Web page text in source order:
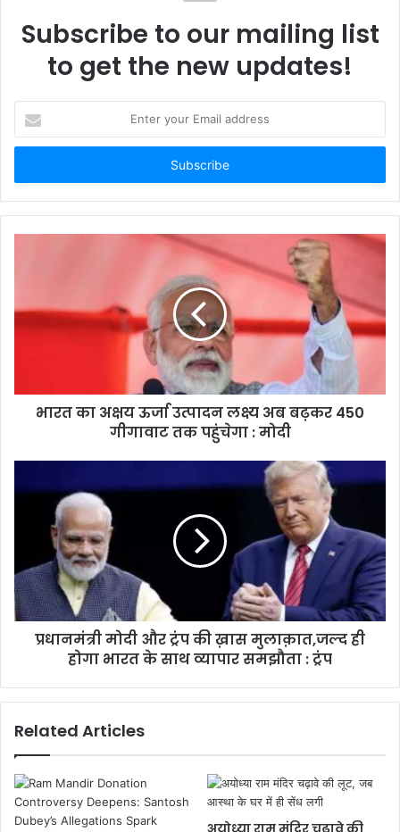
Subscribe to our mailing list
to get the new updates!
your
Email
भारत का अक्षय ऊर्जा उत्पादन लक्ष्य अब बढ़कर 450
गीगावाट तक पहुंचेगा : मोदी
प्रधानमंत्री मोदी और ट्रंप की ख़ास मुलाक़ात,जल्द ही
होगा भारत के साथ व्यापार समझौता : ट्रंप
Related Articles